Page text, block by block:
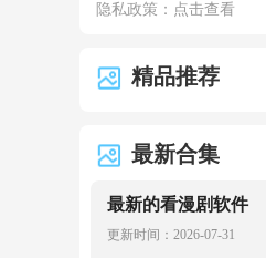
隐私政策： 点击查看
精品推荐
最新合集
最新的看漫剧软件
更新时间：2026-07-31